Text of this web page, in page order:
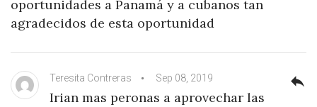
oportunidades a Panamá y a cubanos tan
agradecidos de esta oportunidad
Teresita Contreras Sep 08, 2019
Irian mas peronas a aprovechar las
reply